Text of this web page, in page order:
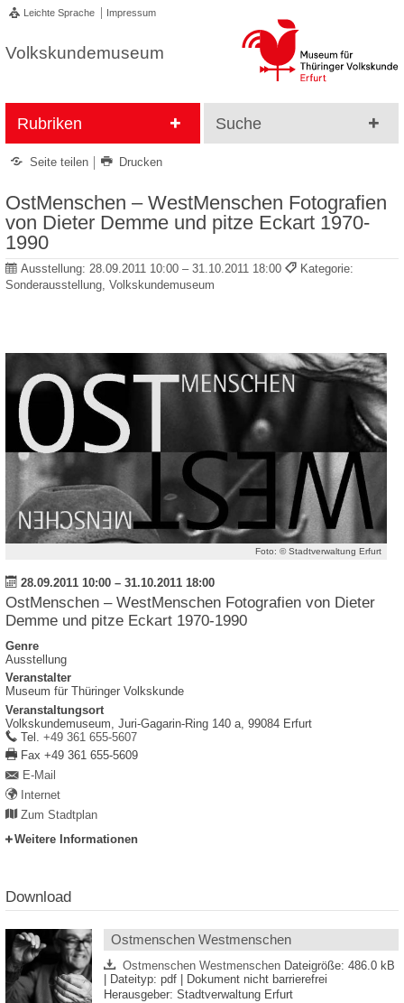
Leichte Sprache Impressum
Volkskundemuseum
Rubriken Suche
Seite teilen Drucken
OstMenschen – WestMenschen Fotografien
von Dieter Demme und pitze Eckart 1970-
1990
Ausstellung: 28.09.2011 10:00 – 31.10.2011 18:00
Kategorie:
Sonderausstellung, Volkskundemuseum
Foto: © Stadtverwaltung Erfurt
28.09.2011 10:00 – 31.10.2011 18:00
OstMenschen – WestMenschen Fotografien von Dieter
Demme und pitze Eckart 1970-1990
Genre
Ausstellung
Veranstalter
Museum für Thüringer Volkskunde
Veranstaltungsort
Volkskundemuseum, Juri-Gagarin-Ring 140 a, 99084 Erfurt
work
Tel. +49 361 655-5607
fax
Fax +49 361 655-5609
E-Mail
Internet
Zum Stadtplan
Weitere Informationen
Download
Ostmenschen Westmenschen
Ostmenschen Westmenschen Dateigröße: 486.0 kB
| Dateityp: pdf | Dokument nicht barrierefrei
Herausgeber: Stadtverwaltung Erfurt